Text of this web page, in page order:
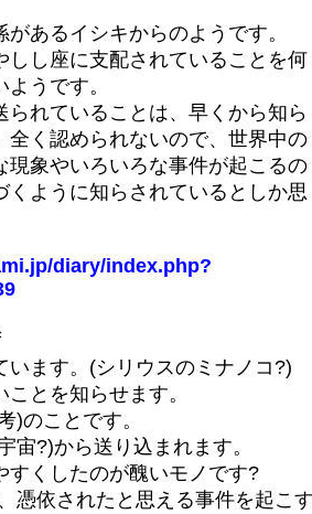
あるイシキからのようです。
しし座に支配されていることを何
うです。
られていることは、早くから知ら
全く認められないので、世界中の
現象やいろいろな事件が起こるの
くように知らされているとしか思
diary/index.php?
います。(シリウスのミナノコ?)
とを知らせます。
)のことです。
宙?)から送り込まれます。
すくしたのが醜いモノです?
憑依されたと思える事件を起こ